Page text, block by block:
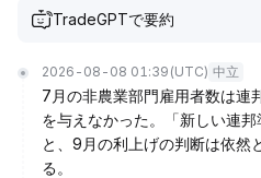
TradeGPTで要約
2026-08-08 01:39 (UTC) 中立
7月の非農業部門雇用者数は連
を与えなかった。「新しい連
と、9月の利上げの判断は依然
る。